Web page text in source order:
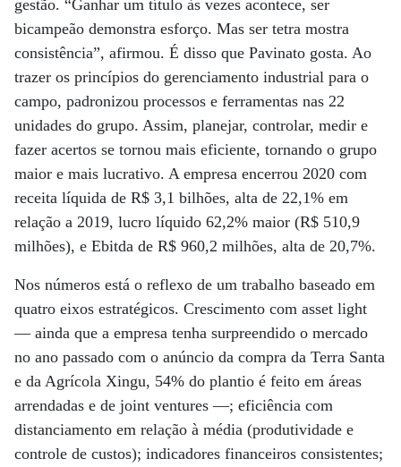
gestão. “Ganhar um título às vezes acontece, ser
bicampeão demonstra esforço. Mas ser tetra mostra
consistência”, afirmou. É disso que Pavinato gosta. Ao
trazer os princípios do gerenciamento industrial para o
campo, padronizou processos e ferramentas nas 22
unidades do grupo. Assim, planejar, controlar, medir e
fazer acertos se tornou mais eficiente, tornando o grupo
maior e mais lucrativo. A empresa encerrou 2020 com
receita líquida de R$ 3,1 bilhões, alta de 22,1% em
relação a 2019, lucro líquido 62,2% maior (R$ 510,9
milhões), e Ebitda de R$ 960,2 milhões, alta de 20,7%.
Nos números está o reflexo de um trabalho baseado em
quatro eixos estratégicos. Crescimento com asset light
— ainda que a empresa tenha surpreendido o mercado
no ano passado com o anúncio da compra da Terra Santa
e da Agrícola Xingu, 54% do plantio é feito em áreas
arrendadas e de joint ventures —; eficiência com
distanciamento em relação à média (produtividade e
controle de custos); indicadores financeiros consistentes;